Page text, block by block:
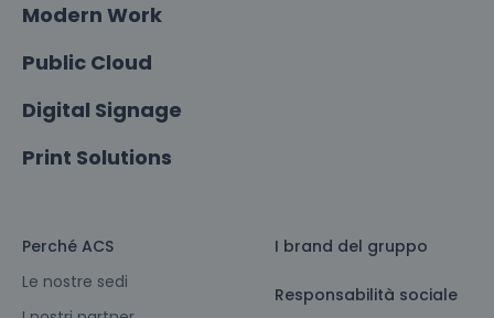
Modern Work
Public Cloud
Digital Signage
Print Solutions
Perché ACS
Le nostre sedi
I brand del gruppo
Responsabilità sociale